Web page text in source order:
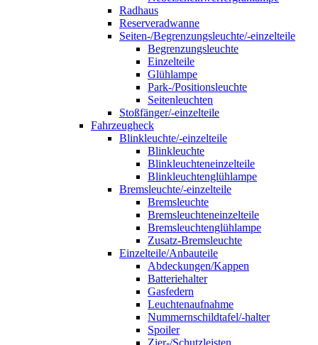
Radhaus
Reserveradwanne
Seiten-/Begrenzungsleuchte/-einzelteile
Begrenzungsleuchte
Einzelteile
Glühlampe
Park-/Positionsleuchte
Seitenleuchten
Stoßfänger/-einzelteile
Fahrzeugheck
Blinkleuchte/-einzelteile
Blinkleuchte
Blinkleuchteneinzelteile
Blinkleuchtenglühlampe
Bremsleuchte/-einzelteile
Bremsleuchte
Bremsleuchteneinzelteile
Bremsleuchtenglühlampe
Zusatz-Bremsleuchte
Einzelteile/Anbauteile
Abdeckungen/Kappen
Batteriehalter
Gasfedern
Leuchtenaufnahme
Nummernschildtafel/-halter
Spoiler
Zier-/Schutzleisten